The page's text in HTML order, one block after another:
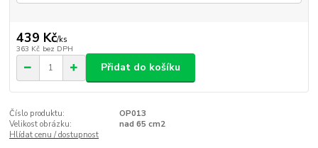
439 Kč/ks
363 Kč bez DPH
Přidat do košíku
Číslo produktu:
OP013
Velikost obrázku:
nad 65 cm2
Hlídat cenu / dostupnost